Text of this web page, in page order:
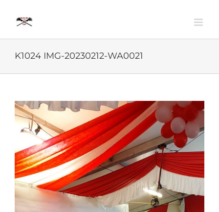
Inhalt
K1024 IMG-20230212-WA0021